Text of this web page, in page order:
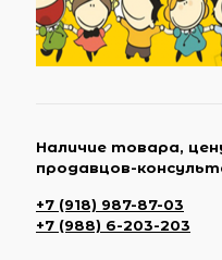
Наличие товара,
продавцов-
+7 (918) 987-87-03
+7 (988) 6-203-203